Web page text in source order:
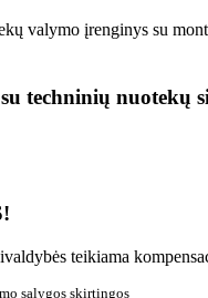
techninių nuotekų
teikiama
sąlygos skirtingos